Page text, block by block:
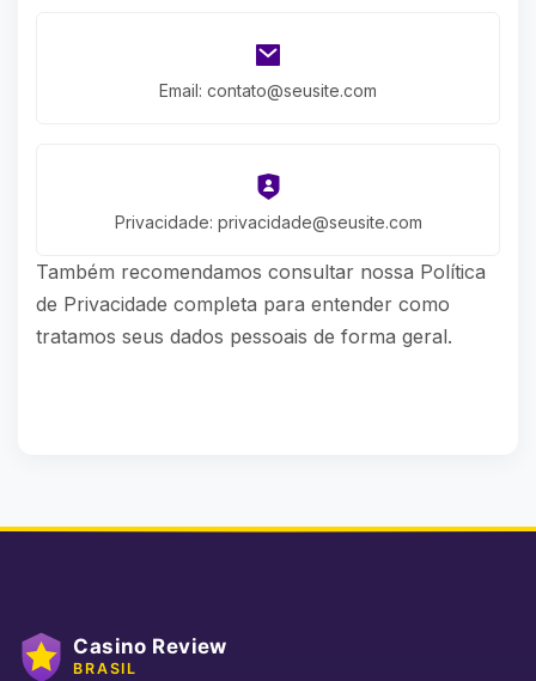
Email: contato@seusite.com
Privacidade: privacidade@seusite.com
Também recomendamos consultar nossa Política
de Privacidade completa para entender como
tratamos seus dados pessoais de forma geral.